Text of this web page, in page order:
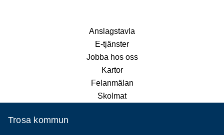
Anslagstavla
E-tjänster
Jobba hos oss
Kartor
Felanmälan
Skolmat
Trosa kommun